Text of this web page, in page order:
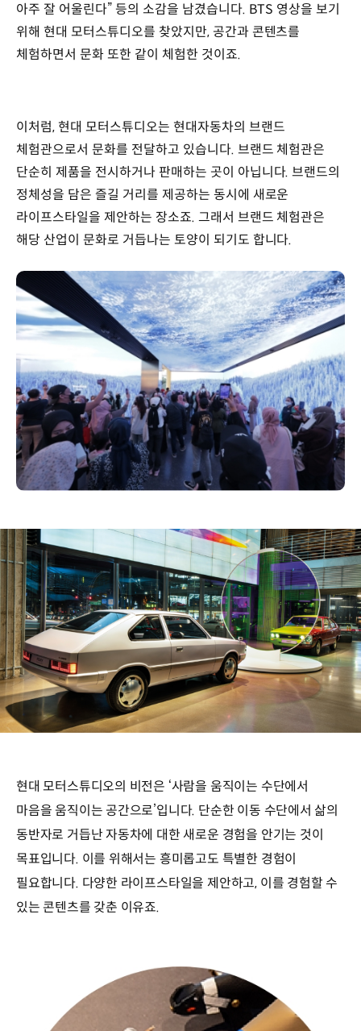
아주 잘 어울린다” 등의 소감을 남겼습니다. BTS 영상을 보기
위해 현대 모터스튜디오를 찾았지만, 공간과 콘텐츠를
체험하면서 문화 또한 같이 체험한 것이죠.
이처럼, 현대 모터스튜디오는 현대자동차의 브랜드
체험관으로서 문화를 전달하고 있습니다. 브랜드 체험관은
단순히 제품을 전시하거나 판매하는 곳이 아닙니다. 브랜드의
정체성을 담은 즐길 거리를 제공하는 동시에 새로운
라이프스타일을 제안하는 장소죠. 그래서 브랜드 체험관은
해당 산업이 문화로 거듭나는 토양이 되기도 합니다.
현대 모터스튜디오의 비전은 ‘사람을 움직이는 수단에서
마음을 움직이는 공간으로’입니다. 단순한 이동 수단에서 삶의
동반자로 거듭난 자동차에 대한 새로운 경험을 안기는 것이
목표입니다. 이를 위해서는 흥미롭고도 특별한 경험이
필요합니다. 다양한 라이프스타일을 제안하고, 이를 경험할 수
있는 콘텐츠를 갖춘 이유죠.